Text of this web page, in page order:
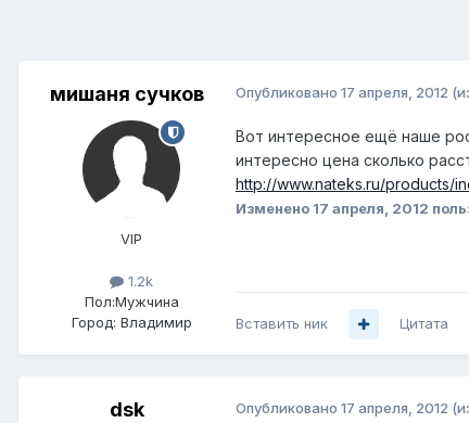
мишаня сучков
VIP
1.2k
Пол:Мужчина
Город: Владимир
Опубликовано 17 апреля, 2012
Вот интересное ещё наше
интересно цена сколько
http://www.nateks.ru/products/
Изменено 17 апреля, 2012
Вставить ник Цитата
dsk Опубликовано 17 апреля, 2012